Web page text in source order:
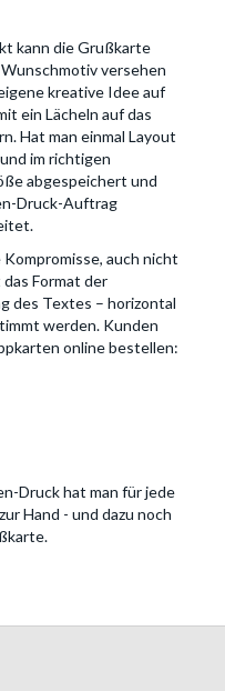
kann die Grußkarte
versehen
kreative Idee auf
ein Lächeln auf das
Hat man einmal Layout
im richtigen
abgespeichert und
Druck-Auftrag
auch nicht
Format der
des Textes – horizontal
werden. Kunden
online bestellen:
Druck hat man für jede
Hand - und dazu noch